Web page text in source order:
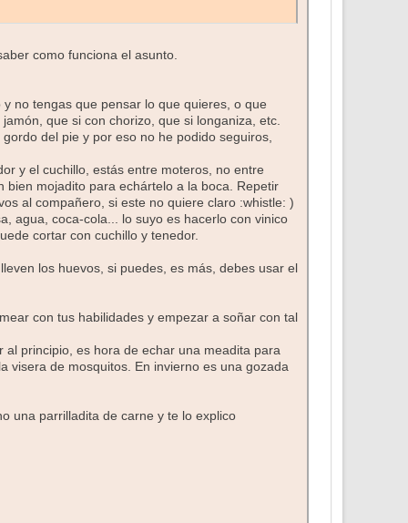
como funciona el asunto.
no tengas que pensar lo que quieres, o que
que si con chorizo, que si longaniza, etc.
del pie y por eso no he podido seguiros,
y el cuchillo, estás entre moteros, no entre
bien mojadito para echártelo a la boca. Repetir
al compañero, si este no quiere claro :whistle: )
agua, coca-cola... lo suyo es hacerlo con vinico
cortar con cuchillo y tenedor.
los huevos, si puedes, es más, debes usar el
con tus habilidades y empezar a soñar con tal
principio, es hora de echar una meadita para
visera de mosquitos. En invierno es una gozada
una parrilladita de carne y te lo explico